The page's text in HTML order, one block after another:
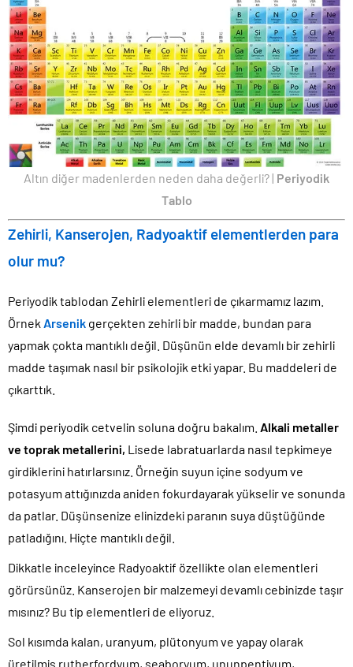
Altın diğer madenlerden neden daha değerli? | Periyodik
Tablo
Zehirli, Kanserojen, Radyoaktif elementlerden para
olur mu?
Periyodik tablodan Zehirli elementleri de çıkarmamız lazım.
Örnek Arsenik gerçekten zehirli bir madde, bundan para
yapmak çokta mantıklı değil. Düşünün elde devamlı bir zehirli
madde taşımak nasıl bir psikolojik etki yapar. Bu maddeleri de
çıkarttık.
Şimdi periyodik cetvelin soluna doğru bakalım. Alkali metaller
ve toprak metallerini, Lisede labratuarlarda nasıl tepkimeye
girdiklerini hatırlarsınız. Örneğin suyun içine sodyum ve
potasyum attığınızda aniden fokurdayarak yükselir ve sonunda
da patlar. Düşünsenize elinizdeki paranın suya düştüğünde
patladığını. Hiçte mantıklı değil.
Dikkatle inceleyince Radyoaktif özellikte olan elementleri
görürsünüz. Kanserojen bir malzemeyi devamlı cebinizde taşır
mısınız? Bu tip elementleri de eliyoruz.
Sol kısımda kalan, uranyum, plütonyum ve yapay olarak
üretilmiş rutherfordyum, seaboryum, ununpentiyum,